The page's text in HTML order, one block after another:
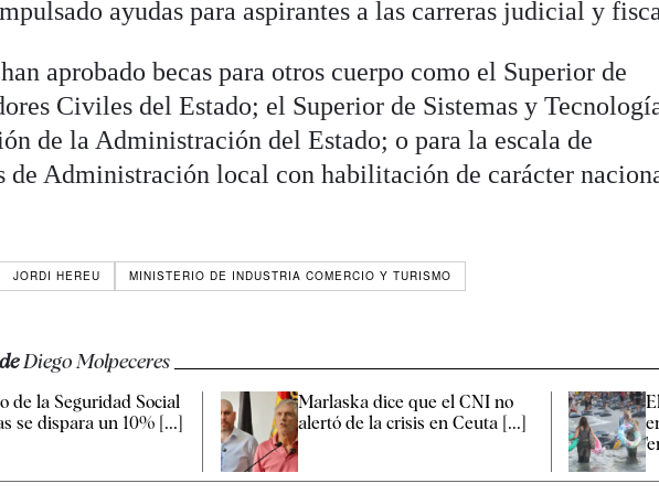
ayudas para aspirantes a las carreras judicial y
aprobado becas para otros cuerpo como el Superior de
Civiles del Estado; el Superior de Sistemas y
de la Administración del Estado; o para la escala de
de Administración local con habilitación de carácter
JORDI HEREU MINISTERIO DE INDUSTRIA COMERCIO Y TURISMO
Diego Molpeceres
de la Seguridad Social
se dispara un 10% [...]
Marlaska dice que el CNI no
alertó de la crisis en Ceuta [...]